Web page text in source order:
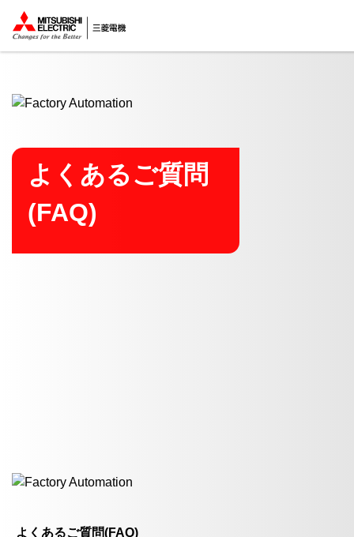
ここから本文
よくあるご質問
(FAQ)
よくあるご質問(FAQ)